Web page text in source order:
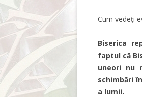
Cum vedeți
Biserica
faptul că
uneori nu
schimbări
a lumii.